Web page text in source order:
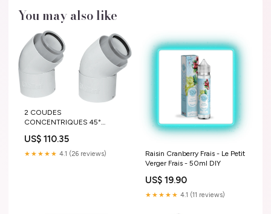
You may also like
2 COUDES
CONCENTRIQUES 45°
303211 Toit
US$ 110.35
★★★★★ 4.1 (26 reviews)
Raisin Cranberry Frais - Le Petit
Verger Frais - 50ml DIY
US$ 19.90
★★★★★ 4.1 (11 reviews)